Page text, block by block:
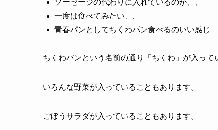
ソーセージの代わりに入れているのか、、
一度は食べてみたい、、
青春パンとしてちくわパン食べるのいい感じ
ちくわパンという名前の通り「ちくわ」が入って
いろんな野菜が入っていることもあります。
ごぼうサラダが入っていることもあります。